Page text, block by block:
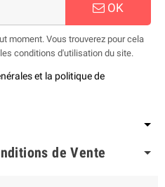
OK
moment. Vous trouverez pour cela
conditions d'utilisation du site.
et la politique de
de Vente